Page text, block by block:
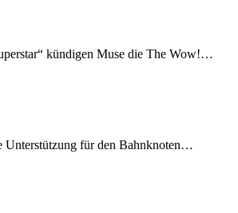
kündigen Muse die The Wow!…
Unterstützung für den Bahnknoten…